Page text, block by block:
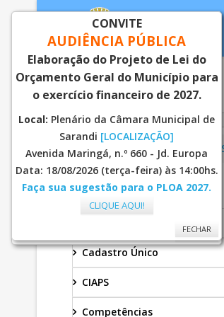
Você está aqui: Página Principal
ASSISTENCIA SOCIAL
Cadastro Único
CIAPS
Competências
FECHAR
CONVITE
AUDIÊNCIA PÚBLICA
Elaboração do Projeto de Lei do
Orçamento Geral do Município para
o exercício financeiro de 2027.
Local: Plenário da Câmara Municipal de
Sarandi [LOCALIZAÇÃO]
Avenida Maringá, n.º 660 - Jd. Europa
Data: 18/08/2026 (terça-feira) às 14:00hs.
Faça sua sugestão para o PLOA 2027.
CLIQUE AQUI!
FECHAR